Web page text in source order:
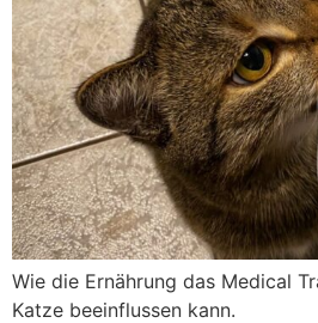
Wie die Ernährung das Medical
Katze beeinflussen kann.